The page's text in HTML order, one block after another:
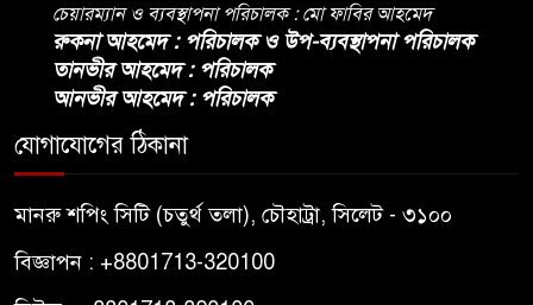
চেয়ারম্যান ও ব্যবস্থাপনা পরিচালক : মো ফাবির আহমেদ
রুকনা আহমেদ : পরিচালক ও উপ-ব্যবস্থাপনা পরিচালক
তানভীর আহমেদ : পরিচালক
আনভীর আহমেদ : পরিচালক
যোগাযোগের ঠিকানা
মানরু শপিং সিটি (চতুর্থ তলা), চৌহাট্রা, সিলেট - ৩১০০
বিজ্ঞাপন : +8801713-320100